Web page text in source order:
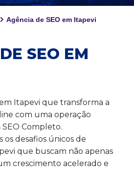
Agência de SEO em Itapevi
SEO EM
Itapevi que transforma a
com uma operação
Completo.
desafios únicos de
que buscam não apenas
crescimento acelerado e